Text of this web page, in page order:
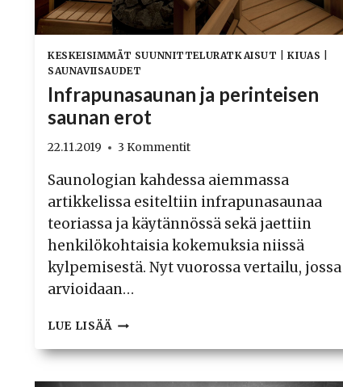
KESKEISIMMÄT SUUNNITTELURATKAISUT |KIUAS
SAUNAVIISAUDET
Infrapunasaunan ja perinteisen
saunan erot
22.11.2019 3 Kommentit
Saunologian kahdessa aiemmassa
artikkelissa esiteltiin infrapunasaunaa
teoriassa ja käytännössä sekä jaettiin
henkilökohtaisia kokemuksia niissä
kylpemisestä. Nyt vuorossa vertailu, jossa
arvioidaan…
LUE LISÄÄ INFRAPUNASAUNAN
PERINTEISEN